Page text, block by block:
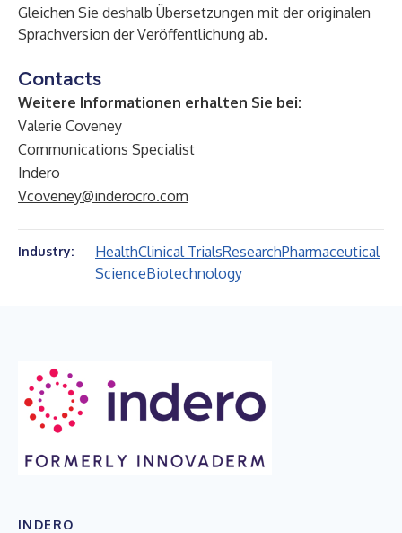
Gleichen Sie deshalb Übersetzungen mit der originalen
Sprachversion der Veröffentlichung ab.
Contacts
Weitere Informationen erhalten Sie bei:
Valerie Coveney
Communications Specialist
Indero
Vcoveney@inderocro.com
Industry: HealthClinical TrialsResearchPharmaceutical
ScienceBiotechnology
INDERO